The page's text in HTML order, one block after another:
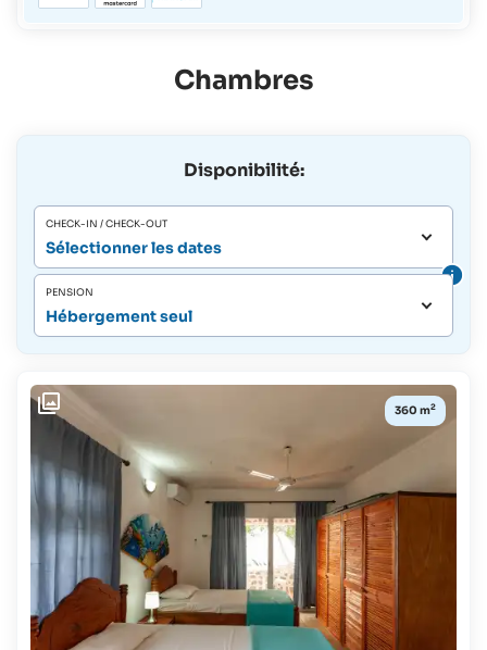
Chambres
Disponibilité:
CHECK-IN / CHECK-OUT
Sélectionner les dates
PENSION
Hébergement seul
360 m2